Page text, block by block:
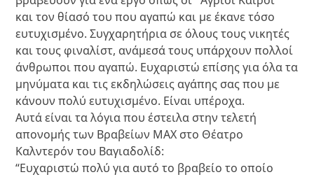
και τον θίασό του που αγαπώ και με έκανε τόσο
ευτυχισμένο. Συγχαρητήρια σε όλους τους νικητές
και τους φιναλίστ, ανάμεσά τους υπάρχουν πολλοί
άνθρωποι που αγαπώ. Ευχαριστώ επίσης για όλα τα
μηνύματα και τις εκδηλώσεις αγάπης σας που με
κάνουν πολύ ευτυχισμένο. Είναι υπέροχα.
Αυτά είναι τα λόγια που έστειλα στην τελετή
απονομής των Βραβείων ΜΑΧ στο Θέατρο
Καλντερόν του Βαγιαδολίδ:
“Ευχαριστώ πολύ για αυτό το βραβείο το οποίο